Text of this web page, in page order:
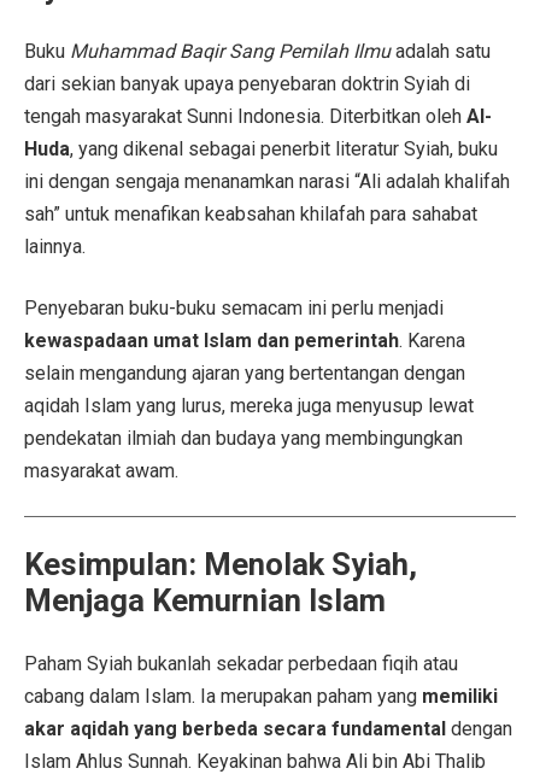
Buku Muhammad Baqir Sang Pemilah Ilmuadalah satu
dari sekian banyak upaya penyebaran doktrin Syiah di
tengah masyarakat Sunni Indonesia. Diterbitkan oleh Al-
Huda, yang dikenal sebagai penerbit literatur Syiah, buku
ini dengan sengaja menanamkan narasi “Ali adalah khalifah
sah” untuk menafikan keabsahan khilafah para sahabat
lainnya.
Penyebaran buku-buku semacam ini perlu menjadi
kewaspadaan umat Islam dan pemerintah. Karena
selain mengandung ajaran yang bertentangan dengan
aqidah Islam yang lurus, mereka juga menyusup lewat
pendekatan ilmiah dan budaya yang membingungkan
masyarakat awam.
Kesimpulan: Menolak Syiah,
Menjaga Kemurnian Islam
Paham Syiah bukanlah sekadar perbedaan fiqih atau
cabang dalam Islam. Ia merupakan paham yang memiliki
akar aqidah yang berbeda secara fundamental dengan
Islam Ahlus Sunnah. Keyakinan bahwa Ali bin Abi Thalib